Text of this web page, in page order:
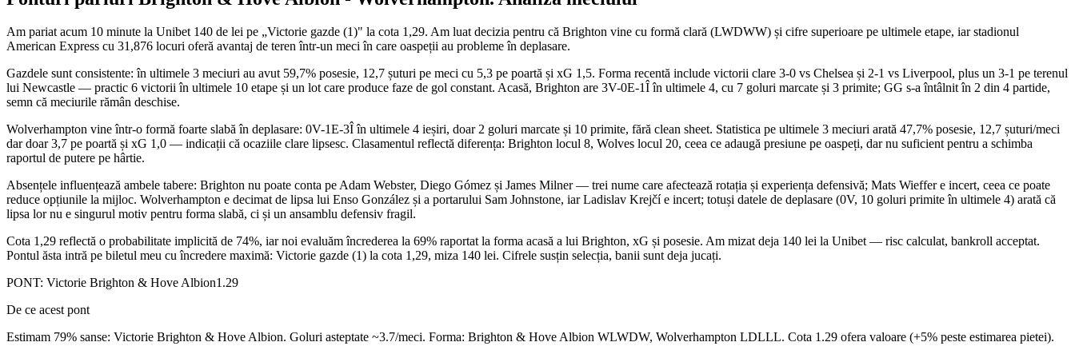
Am pariat acum 10 minute la Unibet 140 de lei pe „Victorie gazde (1)" la cota 1,29. Am luat decizia pentru că Brighton vine cu formă clară (LWDWW) și cifre superioare pe ultimele etape, iar stadionul
American Express cu 31,876 locuri oferă avantaj de teren într-un meci în care oaspeții au probleme în deplasare.
Gazdele sunt consistente: în ultimele 3 meciuri au avut 59,7% posesie, 12,7 șuturi pe meci cu 5,3 pe poartă și xG 1,5. Forma recentă include victorii clare 3-0 vs Chelsea și 2-1 vs Liverpool, plus un 3-1 pe terenul
lui Newcastle — practic 6 victorii în ultimele 10 etape și un lot care produce faze de gol constant. Acasă, Brighton are 3V-0E-1Î în ultimele 4, cu 7 goluri marcate și 3 primite; GG s-a întâlnit în 2 din 4 partide,
semn că meciurile rămân deschise.
Wolverhampton vine într-o formă foarte slabă în deplasare: 0V-1E-3Î în ultimele 4 ieșiri, doar 2 goluri marcate și 10 primite, fără clean sheet. Statistica pe ultimele 3 meciuri arată 47,7% posesie, 12,7 șuturi/meci
dar doar 3,7 pe poartă și xG 1,0 — indicații că ocaziile clare lipsesc. Clasamentul reflectă diferența: Brighton locul 8, Wolves locul 20, ceea ce adaugă presiune pe oaspeți, dar nu suficient pentru a schimba
raportul de putere pe hârtie.
Absențele influențează ambele tabere: Brighton nu poate conta pe Adam Webster, Diego Gómez și James Milner — trei nume care afectează rotația și experiența defensivă; Mats Wieffer e incert, ceea ce poate
reduce opțiunile la mijloc. Wolverhampton e decimat de lipsa lui Enso González și a portarului Sam Johnstone, iar Ladislav Krejčí e incert; totuși datele de deplasare (0V, 10 goluri primite în ultimele 4) arată că
lipsa lor nu e singurul motiv pentru forma slabă, ci și un ansamblu defensiv fragil.
Cota 1,29 reflectă o probabilitate implicită de 74%, iar noi evaluăm încrederea la 69% raportat la forma acasă a lui Brighton, xG și posesie. Am mizat deja 140 lei la Unibet — risc calculat, bankroll acceptat.
Pontul ăsta intră pe biletul meu cu încredere maximă: Victorie gazde (1) la cota 1,29, miza 140 lei. Cifrele susțin selecția, banii sunt deja jucați.
PONT: Victorie Brighton & Hove Albion1.29
De ce acest pont
Estimam 79% sanse: Victorie Brighton & Hove Albion. Goluri asteptate ~3.7/meci. Forma: Brighton & Hove Albion WLWDW, Wolverhampton LDLLL. Cota 1.29 ofera valoare (+5% peste estimarea pietei).